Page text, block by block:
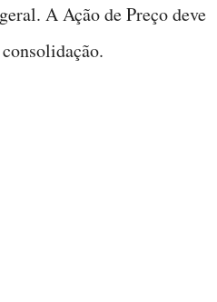
A Ação de Preço deve